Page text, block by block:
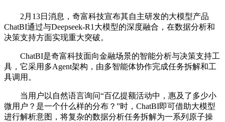
2月13日消息，奇富科技宣布其自主研发的大模型产品
ChatBI通过与Deepseek-R1大模型的深度融合，在数据分析和
决策支持方面实现重大突破。
ChatBI是奇富科技面向金融场景的智能分析与决策支持工
具，它采用多Agent架构，由多智能体协作完成任务拆解和工
具调用。
当用户以自然语言询问“百亿提额活动中，惠及了多少小
微用户？是一个什么样的分布？”时，ChatBI即可借助大模型
进行解析意图，将复杂的数据分析任务拆解为一系列原子操